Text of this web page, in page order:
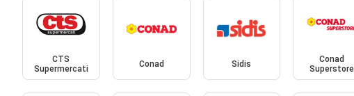
CTS
Supermercati
Conad Sidis
Conad
Superstore